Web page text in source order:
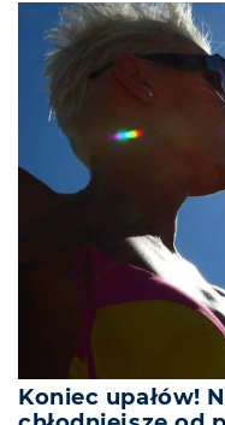
Koniec upałów!